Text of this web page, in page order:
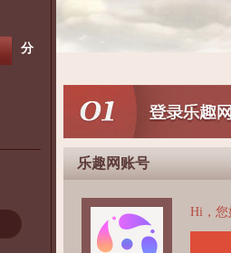
分
乐趣网账号
Hi，您